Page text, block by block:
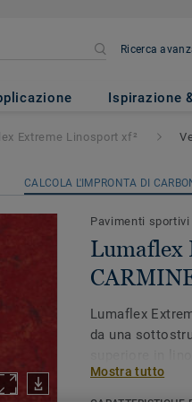
Ricerca
Ispirazione
xf² -
Extreme Linosport xf²
CALCOLA L'IMPRONTA DI
Pavimenti sportivi
Lumaflex
Lumaflex
da una
sport e per gli
una
Mostra tutto